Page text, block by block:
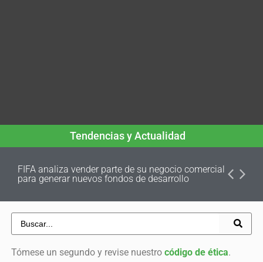
Tendencias y Actualidad
FIFA analiza vender parte de su negocio comercial
para generar nuevos fondos de desarrollo
Tómese un segundo y revise nuestro código de ética.